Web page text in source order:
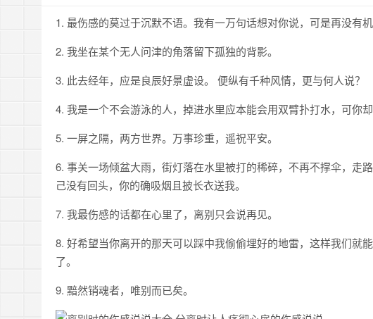
1. 最伤感的莫过于沉默不语。我有一万句话想对你说，可是再没有机
2. 我坐在某个无人问津的角落留下孤独的背影。
3. 此去经年，应是良辰好景虚设。 便纵有千种风情，更与何人说？
4. 我是一个不会游泳的人，掉进水里应本能会用双臂扑打水，可你
5. 一屏之隔，两方世界。万事珍重，遥祝平安。
6. 事关一场倾盆大雨，街灯落在水里被打的稀碎，不再不撑伞，走
己没有回头，你的确吸烟且披长衣送我。
7. 我最伤感的话都在心里了，离别只会说再见。
8. 好希望当你离开的那天可以踩中我偷偷埋好的地雷，这样我们就
了。
9. 黯然销魂者，唯别而已矣。